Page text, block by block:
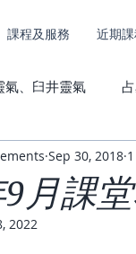
課程及服務 近期
氣、臼井靈氣
傳心及其他服務捐款
9月課
Sep 30, 2018
2022